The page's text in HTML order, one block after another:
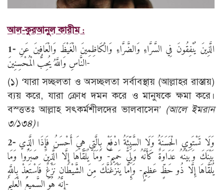
আল-কুরআনুল কারীম :
1- الَّذِينَ يُنْفِقُونَ فِي السَّرَّاءِ وَالضَّرَّاءِ وَالْكَاظِمِينَ الْغَيْظَ وَالْعَافِينَ عَنِ
النَّاسِ وَاللَّهُ يُحِبُّ الْمُحْسِنِينَ-
(১) ‘যারা সচ্ছলতা ও অসচ্ছলতা সর্বাবস্থায় (আল্লাহর রাস্তায়)
ব্যয় করে, যারা ক্রোধ দমন করে ও মানুষকে ক্ষমা করে।
বস্ত্ততঃ আল্লাহ সৎকর্মশীলদের ভালবাসেন’ (আলে ইমরান
৩/১৩৪)।
2-وَلَا تَسْتَوِي الْحَسَنَةُ وَلَا السَّيِّئَةُ ادْفَعْ بِالَّتِي هِيَ أَحْسَنُ فَإِذَا الَّذِي
بَيْنَكَ وَبَيْنَهُ عَدَاوَةٌ كَأَنَّهُ وَلِيٌّ حَمِيمٌ- وَمَا يُلَقَّاهَا إِلَّا الَّذِينَ صَبَرُوا وَمَا
يُلَقَّاهَا إِلَّا ذُو حَظٍّ عَظِيمٍ- وَإِمَّا يَنْزَغَنَّكَ مِنَ الشَّيْطَانِ نَزْغٌ فَاسْتَعِذْ بِاللَّهِ
إِنَّهُ هُوَ السَّمِيعُ الْعَلِيمُ-